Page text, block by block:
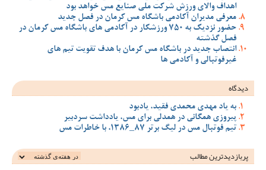
اهداف والای ورزش شرکت ملی صنایع مس خواهد بود
معرفی مدیران آکادمی باشگاه مس کرمان در فصل جدید
حضور نزدیک به 750 ورزشکار در آکادمی های باشگاه مس کرمان در
فصل گذشته
انتصاب جدید در باشگاه مس کرمان با هدف تقویت تیم‌ های
غیرفوتبالی و آکادمی‌ ها
دیدگاه
به یاد مهدی محمدی فقید، یادبود
پیروزی همگانی در همدلی برای مس، یادداشت سردبیر
تیم فوتبال مس در لیگ برتر 87_1386، با خاطرات مس
پربازدیدترین‌ مطالب